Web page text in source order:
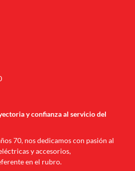
y confianza al servicio del
70, nos dedicamos con pasión al
y accesorios,
en el rubro.